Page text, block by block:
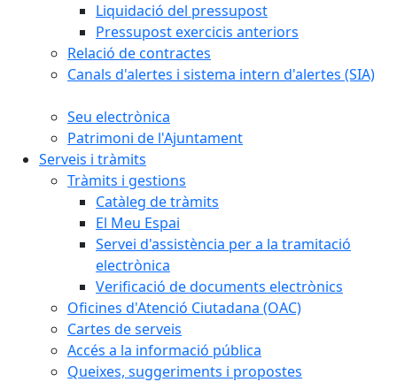
Liquidació del pressupost
Pressupost exercicis anteriors
Relació de contractes
Canals d'alertes i sistema intern d'alertes (SIA)
Seu electrònica
Patrimoni de l'Ajuntament
Serveis i tràmits
Tràmits i gestions
Catàleg de tràmits
El Meu Espai
Servei d'assistència per a la tramitació
electrònica
Verificació de documents electrònics
Oficines d'Atenció Ciutadana (OAC)
Cartes de serveis
Accés a la informació pública
Queixes, suggeriments i propostes